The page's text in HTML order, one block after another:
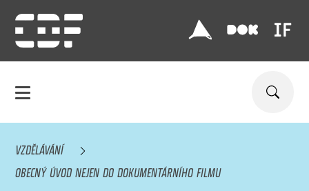
VZDĚLÁVÁNÍ
OBECNÝ ÚVOD NEJEN DO DOKUMENTÁRNÍHO FILMU